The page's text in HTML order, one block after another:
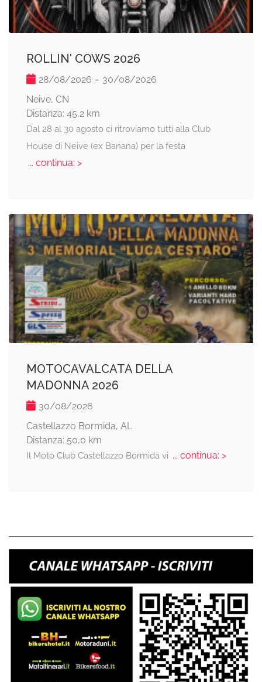
ROLLIN' COWS 2026
28/08/2026 - 30/08/2026
Neive, CN
Distanza: 45,2 km
Dal 28 al 30 agosto ci ritroviamo tutti alla Club
House di Neive (ex Banana) per la festa
... continua: >
MOTOCAVALCATA DELLA
MADONNA 2026
30/08/2026
Castellazzo Bormida, AL
Distanza: 50,0 km
Il Moto Club Castellazzo Bormida vi ... continua: >